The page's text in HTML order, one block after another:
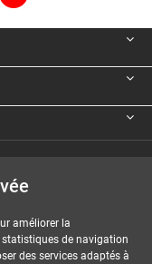
améliorer la
statistiques de navigation
des services adaptés à